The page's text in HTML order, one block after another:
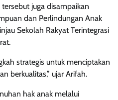
juga disampaikan
dan Perlindungan Anak
Sekolah Rakyat Terintegrasi
strategis untuk menciptakan
berkualitas,” ujar Arifah.
hak anak melalui